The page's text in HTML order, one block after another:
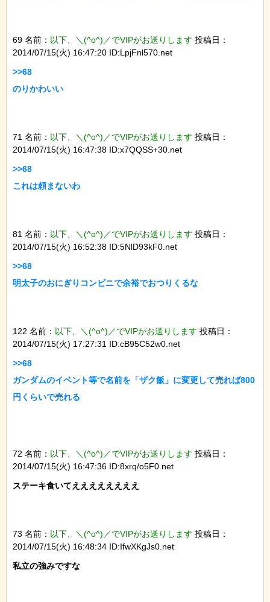
69 名前： 以下、＼(^o^)／でVIPがお送りします 投稿日：
2014/07/15(火) 16:47:20 ID:LpjFnl570.net
>>68
71 名前： 以下、＼(^o^)／でVIPがお送りします 投稿日：
2014/07/15(火) 16:47:38 ID:x7QQSS+30.net
>>68
81 名前： 以下、＼(^o^)／でVIPがお送りします 投稿日：
2014/07/15(火) 16:52:38 ID:5NlD93kF0.net
>>68
122 名前： 以下、＼(^o^)／でVIPがお送りします 投稿日：
2014/07/15(火) 17:27:31 ID:cB95C52w0.net
>>68
ガンダムのイベント等で名前を「ザク飯」に変更して売れば800
72 名前： 以下、＼(^o^)／でVIPがお送りします 投稿日：
2014/07/15(火) 16:47:36 ID:8xrq/o5F0.net
ステーキ食いてええええええええ
73 名前： 以下、＼(^o^)／でVIPがお送りします 投稿日：
2014/07/15(火) 16:48:34 ID:IfwXKgJs0.net
私立の強みですな